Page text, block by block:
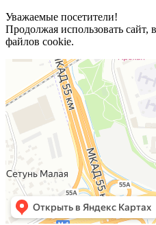
Уважаемые посетители!
Продолжая использовать сайт,
файлов cookie.